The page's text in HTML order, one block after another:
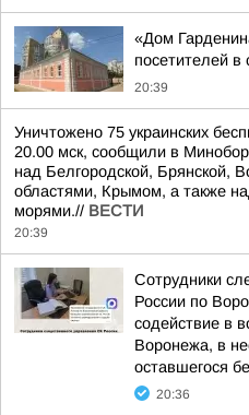
«Дом
посетителей в
20:39
Уничтожено 75 украинских
20.00 мск, сообщили в
над Белгородской, Брянской,
областями, Крымом, а также
морями.// ВЕСТИ
20:39
Сотрудники
России по
содействие в
Воронежа, в
оставшегося
20:36